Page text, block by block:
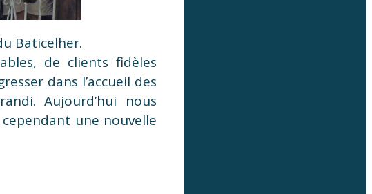
Baticelher.
de clients fidèles
dans l’accueil des
Aujourd’hui nous
une nouvelle